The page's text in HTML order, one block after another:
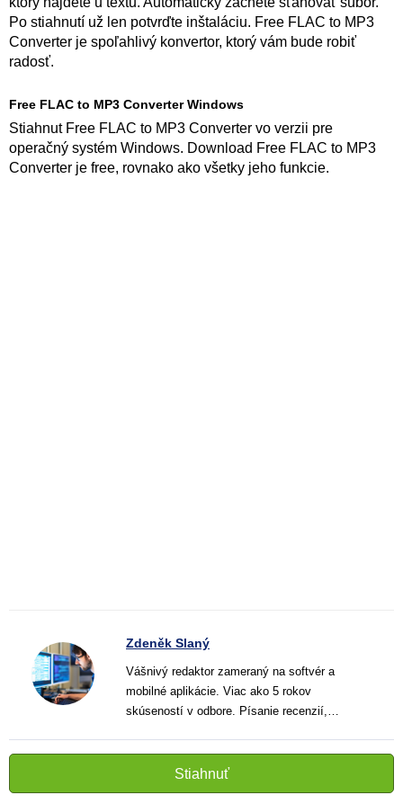
Po stiahnutí už len potvrďte inštaláciu. Free FLAC to MP3
Converter je spoľahlivý konvertor, ktorý vám bude robiť
radosť.
Free FLAC to MP3 Converter Windows
Stiahnut Free FLAC to MP3 Converter vo verzii pre
operačný systém Windows. Download Free FLAC to MP3
Converter je free, rovnako ako všetky jeho funkcie.
Zdeněk Slaný
Vášnivý redaktor zameraný na softvér a
mobilné aplikácie. Viac ako 5 rokov
skúseností v odbore. Písanie recenzií,
informatívnych textov, ktoré pomáhajú
čitateľom lepšie porozumieť a využiť moderné
technológie.
Stiahnuť